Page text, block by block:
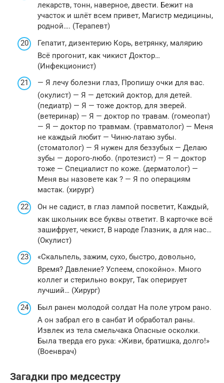
лекарств, тонн, наверное, двести. Бежит на
участок и шлёт всем привет, Магистр медицины,
родной…. (Терапевт)
Гепатит, дизентерию Корь, ветрянку, малярию
Всё прогонит, как чикист Доктор…
(Инфекционист)
— Я лечу болезни глаз, Пропишу очки для вас.
(окулист) — Я — детский доктор, для детей.
(педиатр) — Я — тоже доктор, для зверей.
(ветеринар) — Я — доктор по травам. (гомеопат)
— Я — доктор по травмам. (травматолог) — Меня
не каждый любит — Чиню-латаю зубы.
(стоматолог) — Я нужен для беззубых — Делаю
зубы — дорого-любо. (протезист) — Я — доктор
тоже — Специалист по коже. (дерматолог) —
Меня вы назовете как ? — Я по операциям
мастак. (хирург)
Он не садист, в глаз лампой посветит, Каждый,
как школьник все буквы ответит. В карточке всё
зашифрует, чекист, В народе Глазник, а для нас…
(Окулист)
«Скальпель, зажим, сухо, быстро, довольно,
Время? Давление? Успеем, спокойно». Много
коллег и стерильно вокруг, Так оперирует
лучший… (Хирург)
Был ранен молодой солдат На поле утром рано.
А он забрал его в санбат И обработал раны.
Извлек из тела смельчака Опасные осколки.
Была тверда его рука: «Живи, братишка, долго!»
(Военврач)
Загадки про медсестру